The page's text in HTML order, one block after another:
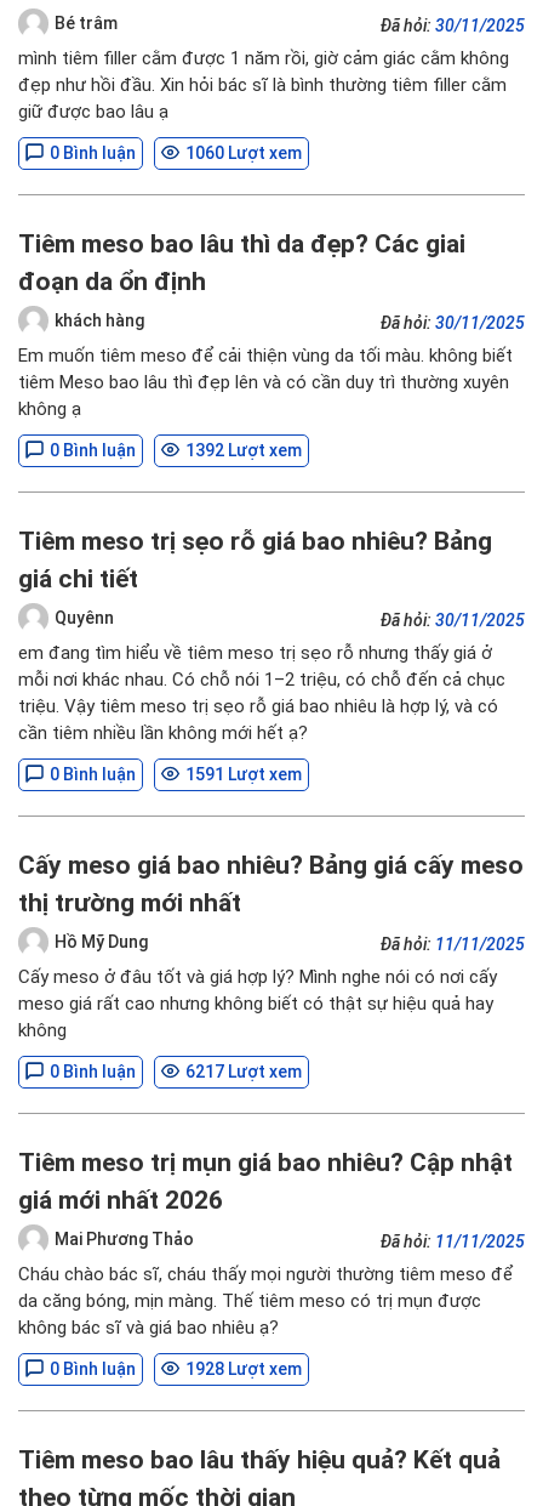
Bé trâm Đã hỏi: 30/11/2025
mình tiêm filler cằm được 1 năm rồi, giờ cảm giác cằm không
đẹp như hồi đầu. Xin hỏi bác sĩ là bình thường tiêm filler cằm
giữ được bao lâu ạ
0 Bình luận 1060 Lượt xem
Tiêm meso bao lâu thì da đẹp? Các giai
đoạn da ổn định
khách hàng Đã hỏi: 30/11/2025
Em muốn tiêm meso để cải thiện vùng da tối màu. không biết
tiêm Meso bao lâu thì đẹp lên và có cần duy trì thường xuyên
không ạ
0 Bình luận 1392 Lượt xem
Tiêm meso trị sẹo rỗ giá bao nhiêu? Bảng
giá chi tiết
Quyênn Đã hỏi: 30/11/2025
em đang tìm hiểu về tiêm meso trị sẹo rỗ nhưng thấy giá ở
mỗi nơi khác nhau. Có chỗ nói 1–2 triệu, có chỗ đến cả chục
triệu. Vậy tiêm meso trị sẹo rỗ giá bao nhiêu là hợp lý, và có
cần tiêm nhiều lần không mới hết ạ?
0 Bình luận 1591 Lượt xem
Cấy meso giá bao nhiêu? Bảng giá cấy meso
thị trường mới nhất
Hồ Mỹ Dung Đã hỏi: 11/11/2025
Cấy meso ở đâu tốt và giá hợp lý? Mình nghe nói có nơi cấy
meso giá rất cao nhưng không biết có thật sự hiệu quả hay
không
0 Bình luận 6217 Lượt xem
Tiêm meso trị mụn giá bao nhiêu? Cập nhật
giá mới nhất 2026
Mai Phương Thảo Đã hỏi: 11/11/2025
Cháu chào bác sĩ, cháu thấy mọi người thường tiêm meso để
da căng bóng, mịn màng. Thế tiêm meso có trị mụn được
không bác sĩ và giá bao nhiêu ạ?
0 Bình luận 1928 Lượt xem
Tiêm meso bao lâu thấy hiệu quả? Kết quả
theo từng mốc thời gian